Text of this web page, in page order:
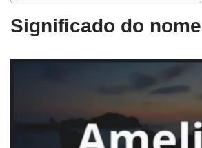
Significado do